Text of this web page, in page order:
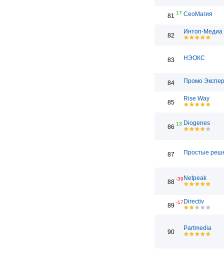
81 17 СеоМагия
82
Интоп-Медиа
83 НЭОКС
84 Промо
85
Rise Way
86 13 Diogenes
87 Простые
88 -39 Netpeak
89 -17 Directiv
90
Partmedia